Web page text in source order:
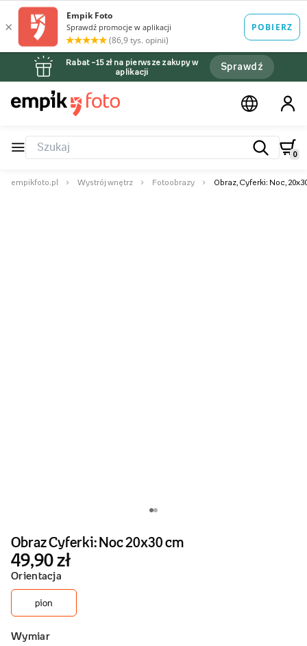
Rabat –15 zł na pierwsze zakupy w
aplikacji
Sprawdź
0
empikfoto.pl Wystrój wnętrz Fotoobrazy Obraz, Cyferki: Noc,